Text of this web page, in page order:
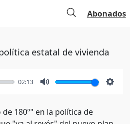
Abonados
estatal de vivienda
02:13
de 180º" en la política de